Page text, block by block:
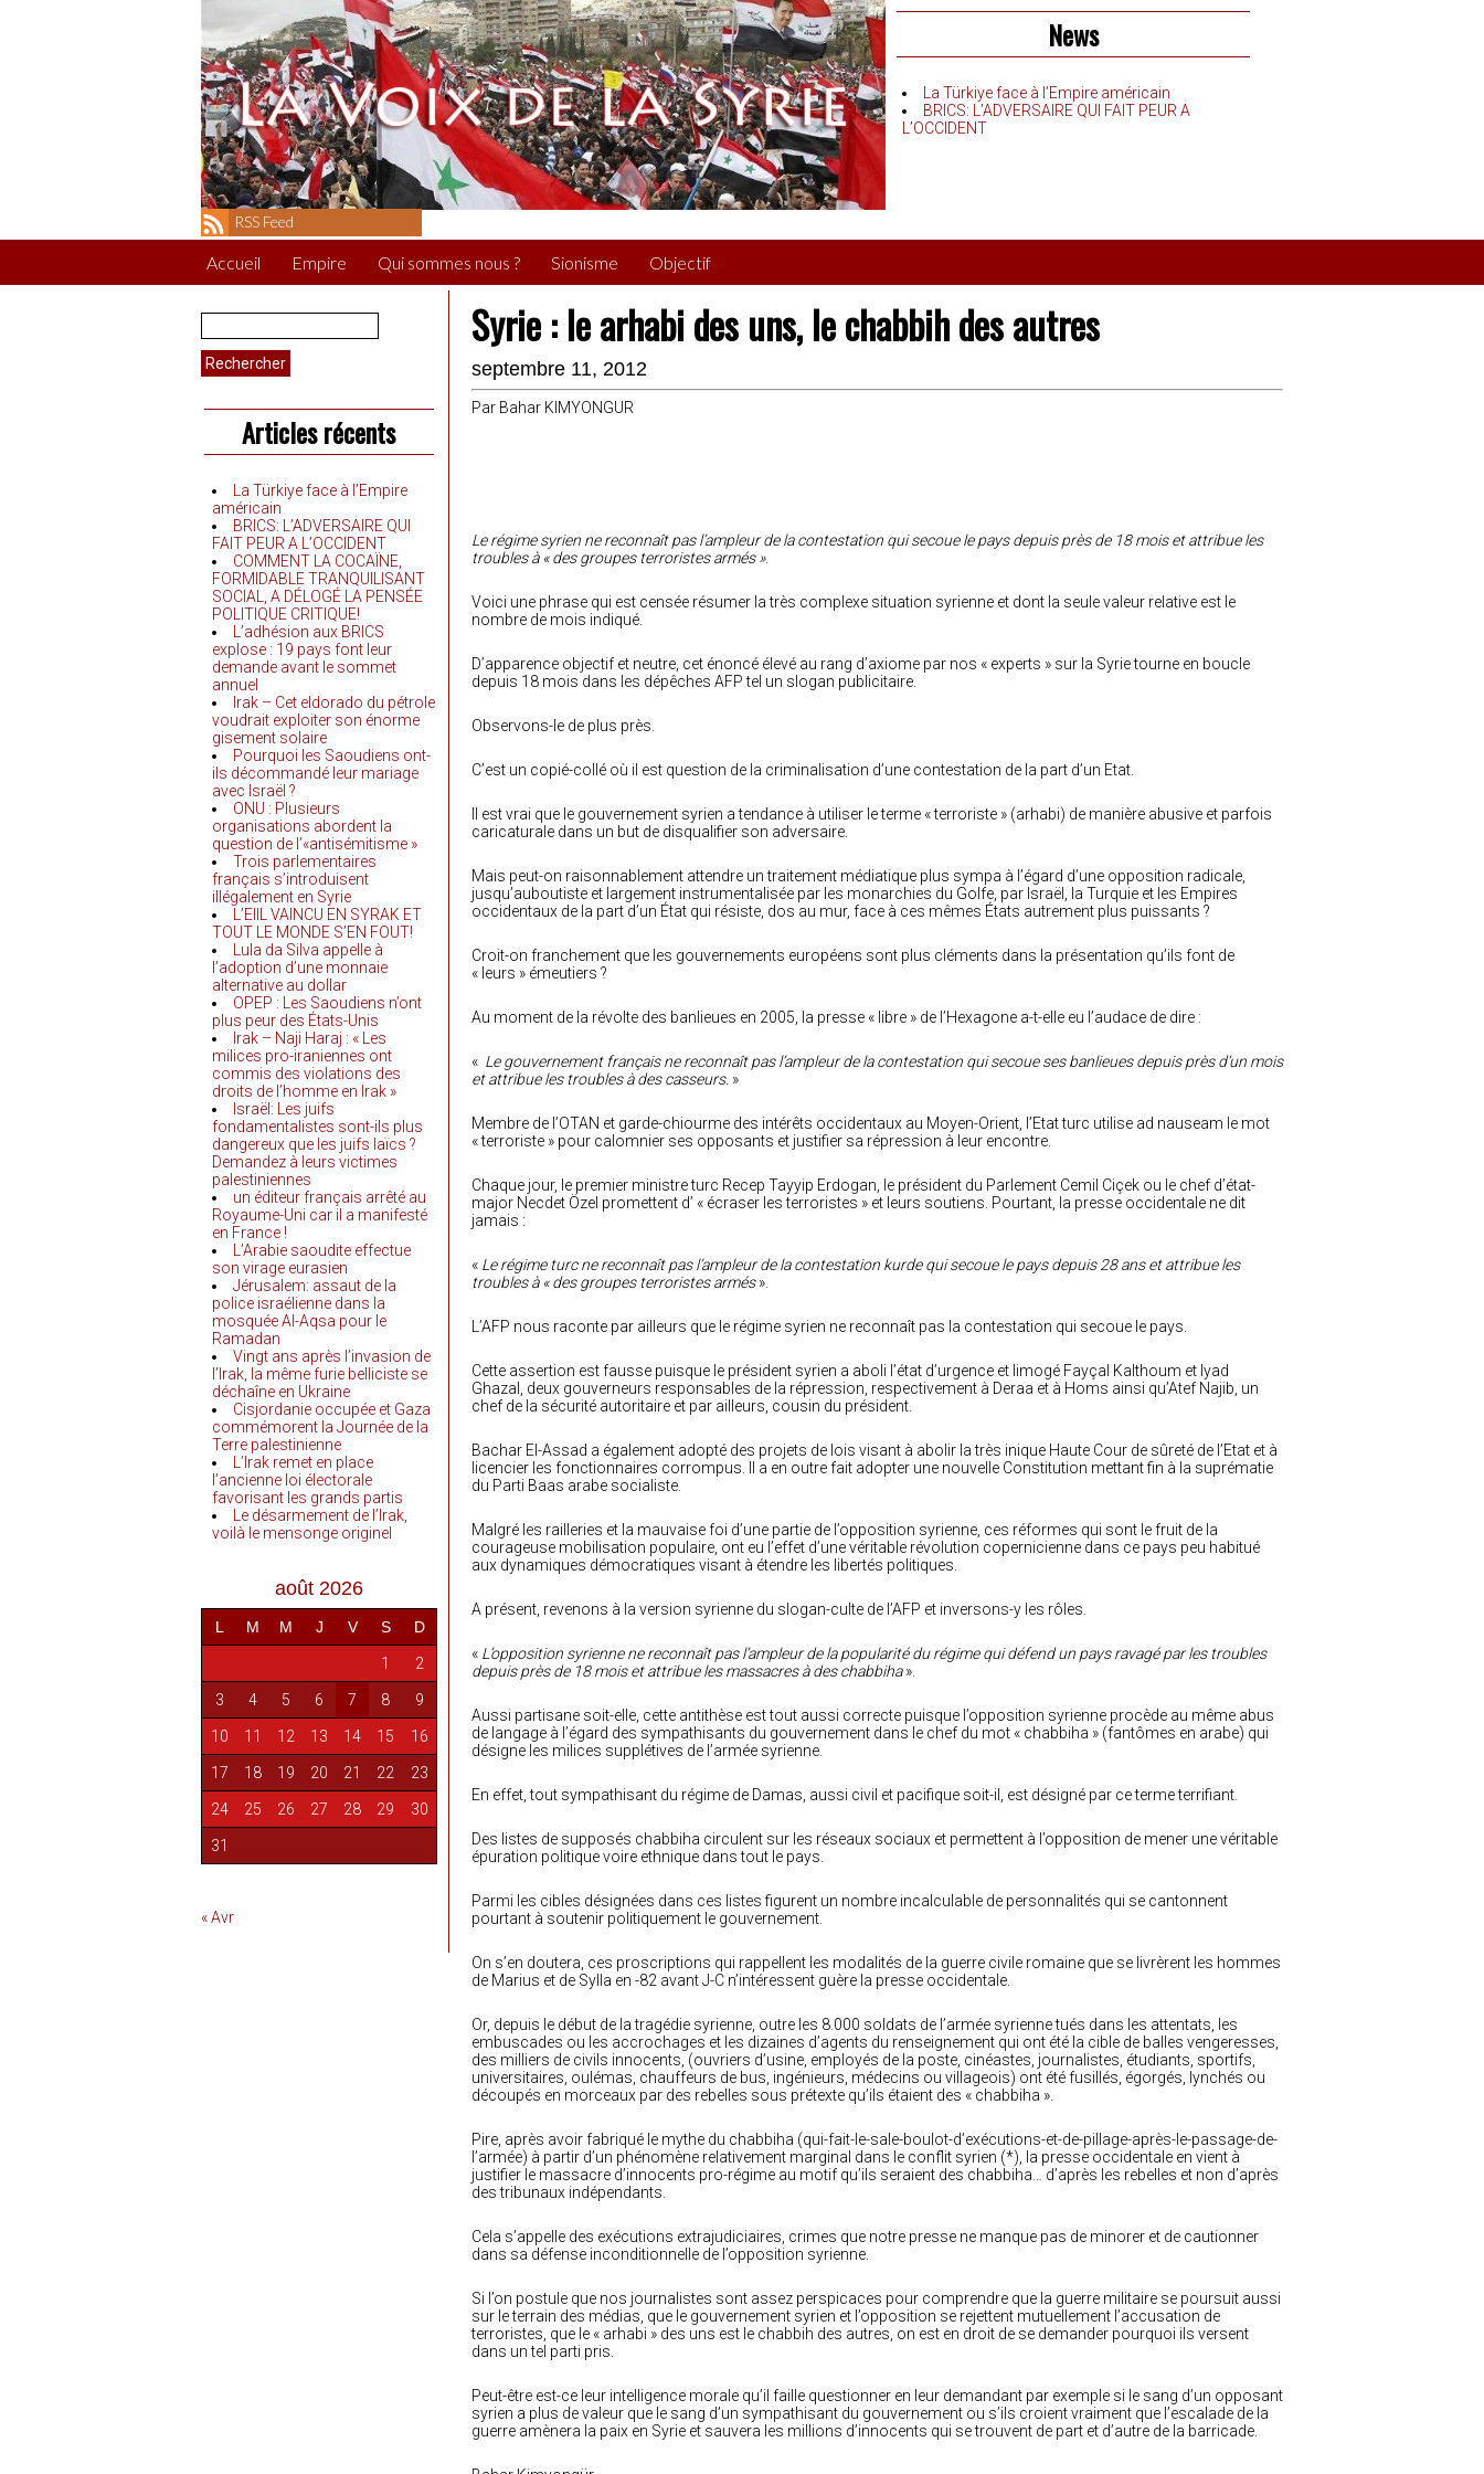
News
La Türkiye face à l’Empire américain
BRICS: L’ADVERSAIRE QUI FAIT PEUR A
L’OCCIDENT
RSS Feed
Accueil Empire Qui sommes nous ? Sionisme Objectif
Rechercher :
Articles récents
La Türkiye face à l’Empire
américain
BRICS: L’ADVERSAIRE QUI
FAIT PEUR A L’OCCIDENT
COMMENT LA COCAÏNE,
FORMIDABLE TRANQUILISANT
SOCIAL, A DÉLOGÉ LA PENSÉE
POLITIQUE CRITIQUE!
L’adhésion aux BRICS
explose : 19 pays font leur
demande avant le sommet
annuel
Irak – Cet eldorado du pétrole
voudrait exploiter son énorme
gisement solaire
Pourquoi les Saoudiens ont-
ils décommandé leur mariage
avec Israël ?
ONU : Plusieurs
organisations abordent la
question de l’«antisémitisme »
Trois parlementaires
français s’introduisent
illégalement en Syrie
L’EIIL VAINCU EN SYRAK ET
TOUT LE MONDE S’EN FOUT!
Lula da Silva appelle à
l’adoption d’une monnaie
alternative au dollar
OPEP : Les Saoudiens n’ont
plus peur des États-Unis
Irak – Naji Haraj : « Les
milices pro-iraniennes ont
commis des violations des
droits de l’homme en Irak »
Israël: Les juifs
fondamentalistes sont-ils plus
dangereux que les juifs laïcs ?
Demandez à leurs victimes
palestiniennes
un éditeur français arrêté au
Royaume-Uni car il a manifesté
en France !
L’Arabie saoudite effectue
son virage eurasien
Jérusalem: assaut de la
police israélienne dans la
mosquée Al-Aqsa pour le
Ramadan
Vingt ans après l’invasion de
l’Irak, la même furie belliciste se
déchaîne en Ukraine
Cisjordanie occupée et Gaza
commémorent la Journée de la
Terre palestinienne
L’Irak remet en place
l’ancienne loi électorale
favorisant les grands partis
Le désarmement de l’Irak,
voilà le mensonge originel
août 2026
L M M J V S D
1 2
3 4 5 6 7 8 9
10 11 12 13 14 15 16
17 18 19 20 21 22 23
24 25 26 27 28 29 30
31
« Avr
Syrie : le arhabi des uns, le chabbih des autres
septembre 11, 2012
Par Bahar KIMYONGUR
Le régime syrien ne reconnaît pas l’ampleur de la contestation qui secoue le pays depuis près de 18 mois et attribue les
troubles à « des groupes terroristes armés ».
Voici une phrase qui est censée résumer la très complexe situation syrienne et dont la seule valeur relative est le
nombre de mois indiqué.
D’apparence objectif et neutre, cet énoncé élevé au rang d’axiome par nos « experts » sur la Syrie tourne en boucle
depuis 18 mois dans les dépêches AFP tel un slogan publicitaire.
Observons-le de plus près.
C’est un copié-collé où il est question de la criminalisation d’une contestation de la part d’un Etat.
Il est vrai que le gouvernement syrien a tendance à utiliser le terme « terroriste » (arhabi) de manière abusive et parfois
caricaturale dans un but de disqualifier son adversaire.
Mais peut-on raisonnablement attendre un traitement médiatique plus sympa à l’égard d’une opposition radicale,
jusqu’auboutiste et largement instrumentalisée par les monarchies du Golfe, par Israël, la Turquie et les Empires
occidentaux de la part d’un État qui résiste, dos au mur, face à ces mêmes États autrement plus puissants ?
Croit-on franchement que les gouvernements européens sont plus cléments dans la présentation qu’ils font de
« leurs » émeutiers ?
Au moment de la révolte des banlieues en 2005, la presse « libre » de l’Hexagone a-t-elle eu l’audace de dire :
« Le gouvernement français ne reconnaît pas l’ampleur de la contestation qui secoue ses banlieues depuis près d’un mois
et attribue les troubles à des casseurs. »
Membre de l’OTAN et garde-chiourme des intérêts occidentaux au Moyen-Orient, l’Etat turc utilise ad nauseam le mot
« terroriste » pour calomnier ses opposants et justifier sa répression à leur encontre.
Chaque jour, le premier ministre turc Recep Tayyip Erdogan, le président du Parlement Cemil Ciçek ou le chef d’état-
major Necdet Özel promettent d’ « écraser les terroristes » et leurs soutiens. Pourtant, la presse occidentale ne dit
jamais :
« Le régime turc ne reconnaît pas l’ampleur de la contestation kurde qui secoue le pays depuis 28 ans et attribue les
troubles à « des groupes terroristes armés».
L’AFP nous raconte par ailleurs que le régime syrien ne reconnaît pas la contestation qui secoue le pays.
Cette assertion est fausse puisque le président syrien a aboli l’état d’urgence et limogé Fayçal Kalthoum et Iyad
Ghazal, deux gouverneurs responsables de la répression, respectivement à Deraa et à Homs ainsi qu’Atef Najib, un
chef de la sécurité autoritaire et par ailleurs, cousin du président.
Bachar El-Assad a également adopté des projets de lois visant à abolir la très inique Haute Cour de sûreté de l’Etat et à
licencier les fonctionnaires corrompus. Il a en outre fait adopter une nouvelle Constitution mettant fin à la suprématie
du Parti Baas arabe socialiste.
Malgré les railleries et la mauvaise foi d’une partie de l’opposition syrienne, ces réformes qui sont le fruit de la
courageuse mobilisation populaire, ont eu l’effet d’une véritable révolution copernicienne dans ce pays peu habitué
aux dynamiques démocratiques visant à étendre les libertés politiques.
A présent, revenons à la version syrienne du slogan-culte de l’AFP et inversons-y les rôles.
« L’opposition syrienne ne reconnaît pas l’ampleur de la popularité du régime qui défend un pays ravagé par les troubles
depuis près de 18 mois et attribue les massacres à des chabbiha».
Aussi partisane soit-elle, cette antithèse est tout aussi correcte puisque l’opposition syrienne procède au même abus
de langage à l’égard des sympathisants du gouvernement dans le chef du mot « chabbiha » (fantômes en arabe) qui
désigne les milices supplétives de l’armée syrienne.
En effet, tout sympathisant du régime de Damas, aussi civil et pacifique soit-il, est désigné par ce terme terrifiant.
Des listes de supposés chabbiha circulent sur les réseaux sociaux et permettent à l’opposition de mener une véritable
épuration politique voire ethnique dans tout le pays.
Parmi les cibles désignées dans ces listes figurent un nombre incalculable de personnalités qui se cantonnent
pourtant à soutenir politiquement le gouvernement.
On s’en doutera, ces proscriptions qui rappellent les modalités de la guerre civile romaine que se livrèrent les hommes
de Marius et de Sylla en -82 avant J-C n’intéressent guère la presse occidentale.
Or, depuis le début de la tragédie syrienne, outre les 8.000 soldats de l’armée syrienne tués dans les attentats, les
embuscades ou les accrochages et les dizaines d’agents du renseignement qui ont été la cible de balles vengeresses,
des milliers de civils innocents, (ouvriers d’usine, employés de la poste, cinéastes, journalistes, étudiants, sportifs,
universitaires, oulémas, chauffeurs de bus, ingénieurs, médecins ou villageois) ont été fusillés, égorgés, lynchés ou
découpés en morceaux par des rebelles sous prétexte qu’ils étaient des « chabbiha ».
Pire, après avoir fabriqué le mythe du chabbiha (qui-fait-le-sale-boulot-d’exécutions-et-de-pillage-après-le-passage-de-
l’armée) à partir d’un phénomène relativement marginal dans le conflit syrien (*), la presse occidentale en vient à
justifier le massacre d’innocents pro-régime au motif qu’ils seraient des chabbiha… d’après les rebelles et non d’après
des tribunaux indépendants.
Cela s’appelle des exécutions extrajudiciaires, crimes que notre presse ne manque pas de minorer et de cautionner
dans sa défense inconditionnelle de l’opposition syrienne.
Si l’on postule que nos journalistes sont assez perspicaces pour comprendre que la guerre militaire se poursuit aussi
sur le terrain des médias, que le gouvernement syrien et l’opposition se rejettent mutuellement l’accusation de
terroristes, que le « arhabi » des uns est le chabbih des autres, on est en droit de se demander pourquoi ils versent
dans un tel parti pris.
Peut-être est-ce leur intelligence morale qu’il faille questionner en leur demandant par exemple si le sang d’un opposant
syrien a plus de valeur que le sang d’un sympathisant du gouvernement ou s’ils croient vraiment que l’escalade de la
guerre amènera la paix en Syrie et sauvera les millions d’innocents qui se trouvent de part et d’autre de la barricade.